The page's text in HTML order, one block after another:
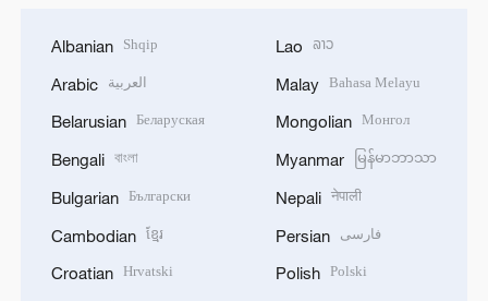
Albanian Shqip
Arabic العربية
Belarusian Беларуская
Bengali বাংলা
Bulgarian Български
Cambodian ខ្មែរ
Croatian Hrvatski
Lao ລາວ
Malay Bahasa Melayu
Mongolian Монгол
Myanmar မြန်မာဘာသာ
Nepali नेपाली
Persian فارسی
Polish Polski